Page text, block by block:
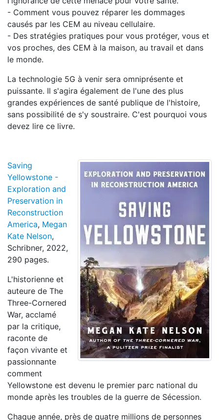
- Comment vous pouvez réparer les dommages
causés par les CEM au niveau cellulaire.
- Des stratégies pratiques pour vous protéger, vous et
vos proches, des CEM à la maison, au travail et dans
le monde.
La technologie 5G à venir sera omniprésente et
puissante. Il s'agira également de l'une des plus
grandes expériences de santé publique de l'histoire,
sans possibilité de s'y soustraire. C'est pourquoi vous
devez lire ce livre.
Saving
Yellowstone -
Exploration and
Preservation in
Reconstruction
America, Megan
Kate Nelson,
Schribner, 2022,
290 pages.
L'historienne et
auteure de The
Three-Cornered
War, acclamé
par la critique,
raconte de
façon vivante et
passionnante
comment
Yellowstone est devenu le premier parc national du
monde après les troubles de la guerre de Sécession.
Chaque année, près de quatre millions de personnes